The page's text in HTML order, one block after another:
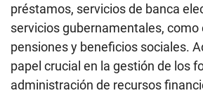
préstamos, servicios de banca
servicios gubernamentales, como
pensiones y beneficios sociales.
papel crucial en la gestión de los
administración de recursos